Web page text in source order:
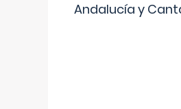
Andalucía y